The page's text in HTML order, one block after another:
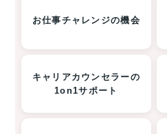
お仕事チャレンジの機会
キャリアカウンセラーの
1on1サポート